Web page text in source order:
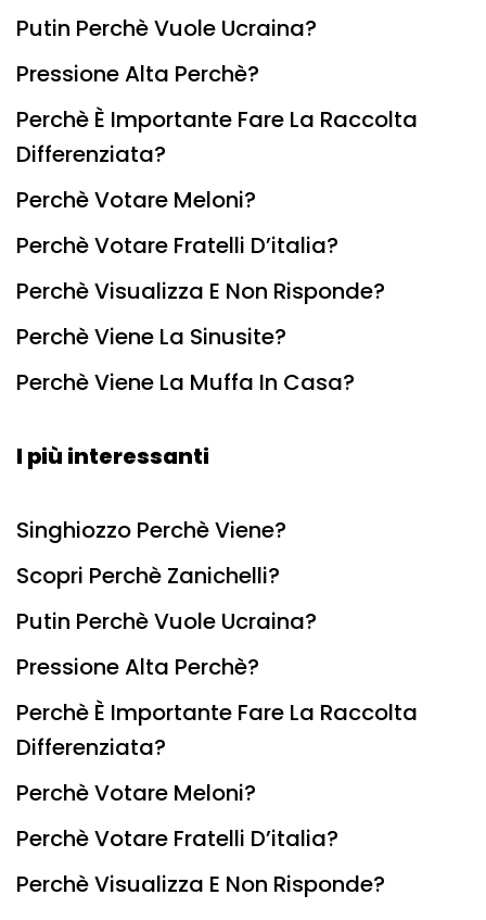
Putin Perchè Vuole Ucraina?
Pressione Alta Perchè?
Perchè È Importante Fare La Raccolta
Differenziata?
Perchè Votare Meloni?
Perchè Votare Fratelli D’italia?
Perchè Visualizza E Non Risponde?
Perchè Viene La Sinusite?
Perchè Viene La Muffa In Casa?
I più interessanti
Singhiozzo Perchè Viene?
Scopri Perchè Zanichelli?
Putin Perchè Vuole Ucraina?
Pressione Alta Perchè?
Perchè È Importante Fare La Raccolta
Differenziata?
Perchè Votare Meloni?
Perchè Votare Fratelli D’italia?
Perchè Visualizza E Non Risponde?